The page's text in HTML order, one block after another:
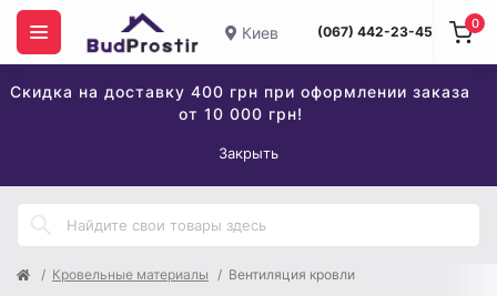
Киев (067) 442-23-45
Скидка на доставку 400 грн при оформлении заказа
от 10 000 грн!
Закрыть
0
Кровельные материалы Вентиляция кровли